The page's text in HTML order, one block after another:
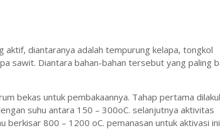
aktif, diantaranya adalah tempurung kelapa, tongkol
sawit. Diantara bahan-bahan tersebut yang paling
bekas untuk pembakaannya. Tahap pertama
suhu antara 150 – 300oC. selanjutnya aktivitas
berkisar 800 – 1200 oC. pemanasan untuk aktivasi ini